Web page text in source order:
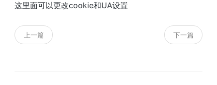
这里面可以更改cookie和UA设置
上一篇 下一篇